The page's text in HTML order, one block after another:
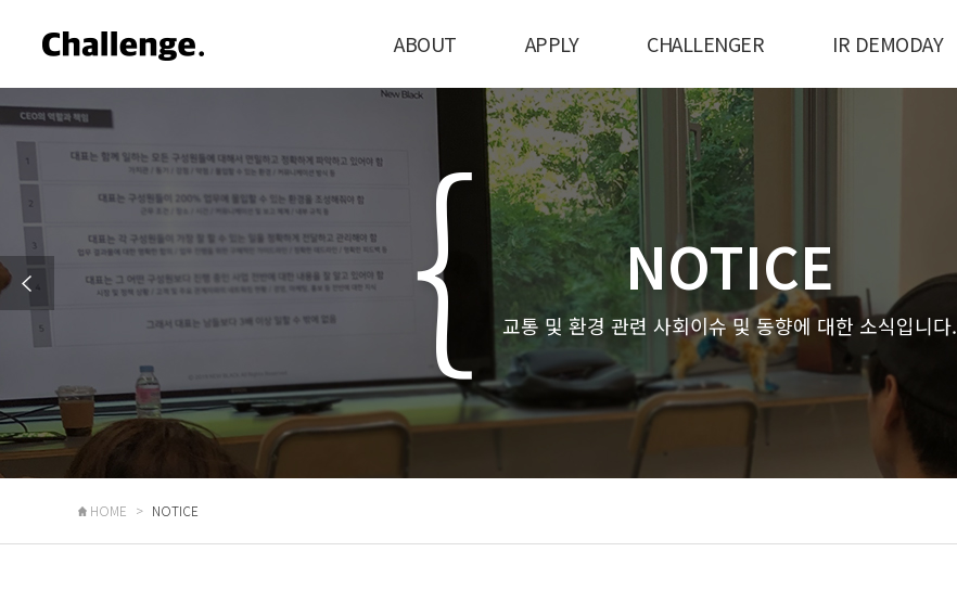
ABOUT APPLY CHALLENGER IR DEMODAY
NOTICE
교통 및 환경 관련 사회이슈 및 동향에 대한 소식입니다.
HOME NOTICE